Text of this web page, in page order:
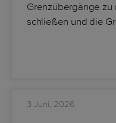
Grenzübergänge
schließen und die
3 Juni, 2026